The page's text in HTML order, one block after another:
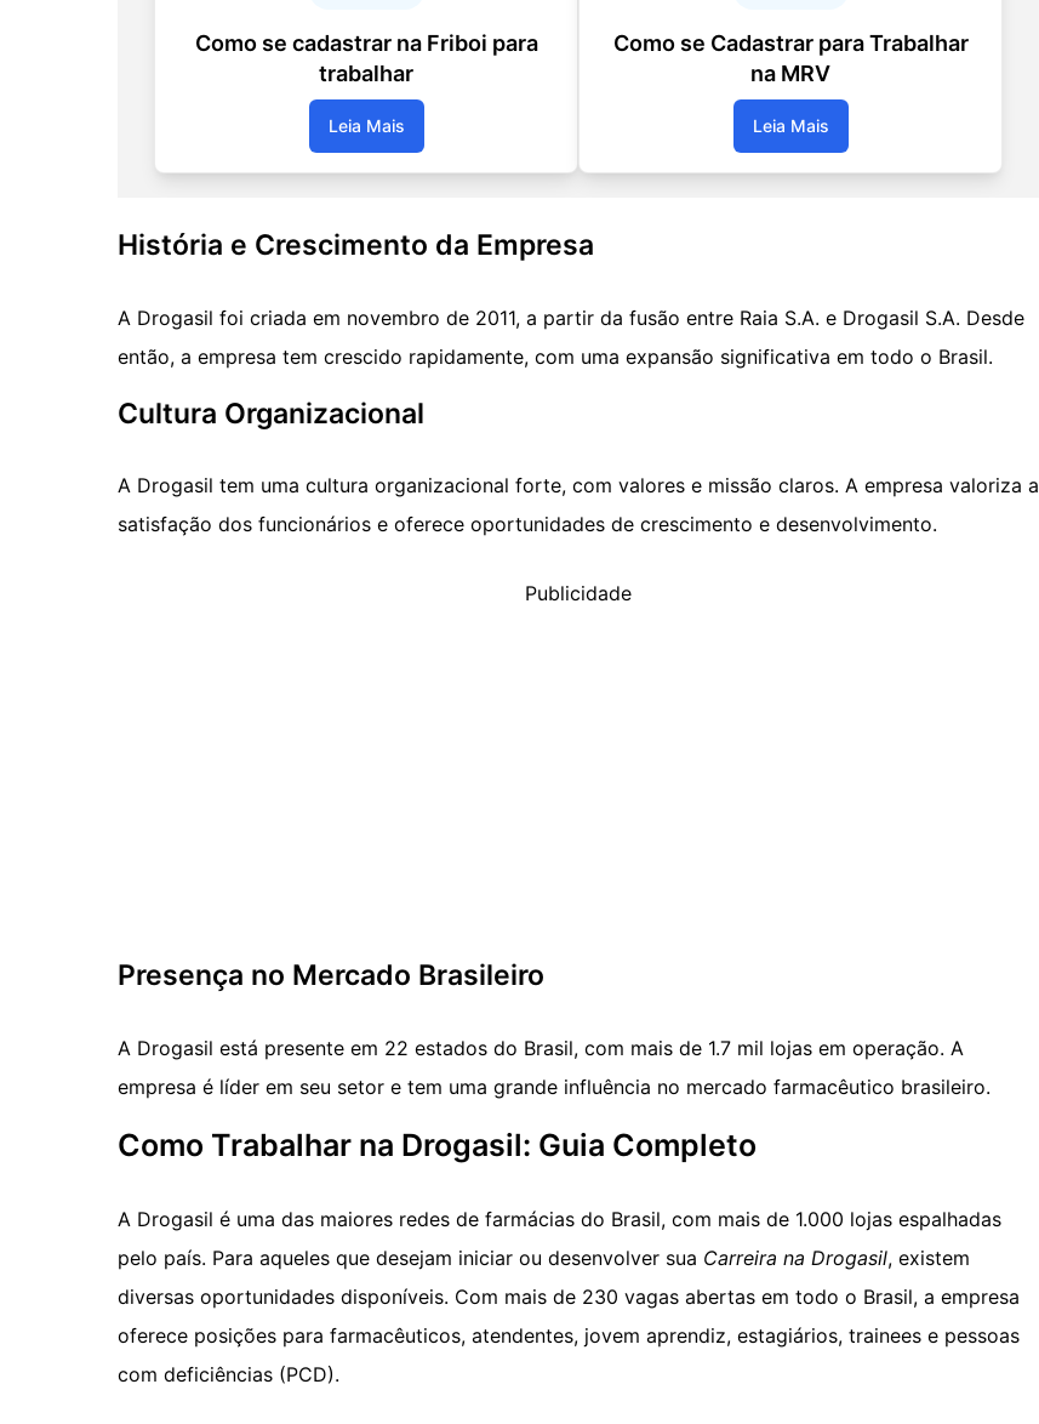
Como se cadastrar na Friboi para
trabalhar
Leia Mais
Como se Cadastrar para Trabalhar
na MRV
Leia Mais
História e Crescimento da Empresa
A Drogasil foi criada em novembro de 2011, a partir da fusão entre Raia S.A. e Drogasil S.A. Desde
então, a empresa tem crescido rapidamente, com uma expansão significativa em todo o Brasil.
Cultura Organizacional
A Drogasil tem uma cultura organizacional forte, com valores e missão claros. A empresa valoriza a
satisfação dos funcionários e oferece oportunidades de crescimento e desenvolvimento.
Publicidade
Presença no Mercado Brasileiro
A Drogasil está presente em 22 estados do Brasil, com mais de 1.7 mil lojas em operação. A
empresa é líder em seu setor e tem uma grande influência no mercado farmacêutico brasileiro.
Como Trabalhar na Drogasil: Guia Completo
A Drogasil é uma das maiores redes de farmácias do Brasil, com mais de 1.000 lojas espalhadas
pelo país. Para aqueles que desejam iniciar ou desenvolver sua Carreira na Drogasil, existem
diversas oportunidades disponíveis. Com mais de 230 vagas abertas em todo o Brasil, a empresa
oferece posições para farmacêuticos, atendentes, jovem aprendiz, estagiários, trainees e pessoas
com deficiências (PCD).